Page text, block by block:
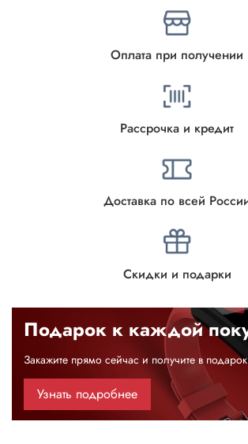
Оплата при получении
Рассрочка и кредит
Доставка по всей
Скидки и подарки
Подарок к каждой
Закажите прямо сейчас и получите в подарок
Узнать подробнее